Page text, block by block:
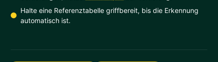
Halte eine Referenztabelle griffbereit, bis die Erkennung
automatisch ist.